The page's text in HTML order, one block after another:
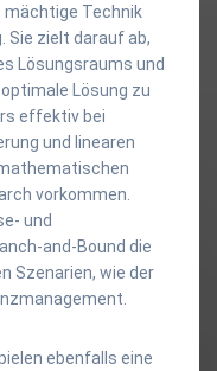
mächtige Technik
Sie zielt darauf ab,
Lösungsraums und
Lösung zu
effektiv bei
und linearen
vorkommen.
und
and-Bound die
Szenarien, wie der
ebenfalls eine